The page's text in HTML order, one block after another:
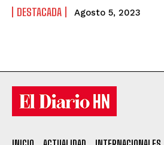
DESTACADA Agosto 5, 2023